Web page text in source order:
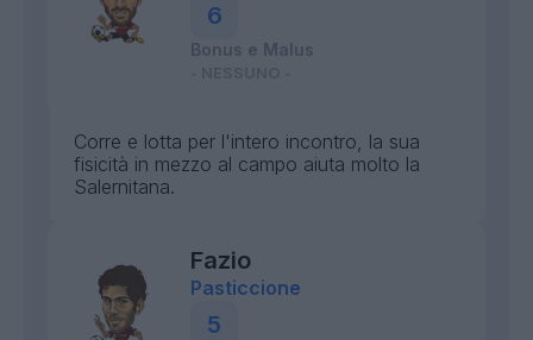
6
Bonus e Malus
Corre e lotta per l'intero incontro, la sua
fisicità in mezzo al campo aiuta molto la
Salernitana.
Fazio
Pasticcione
5